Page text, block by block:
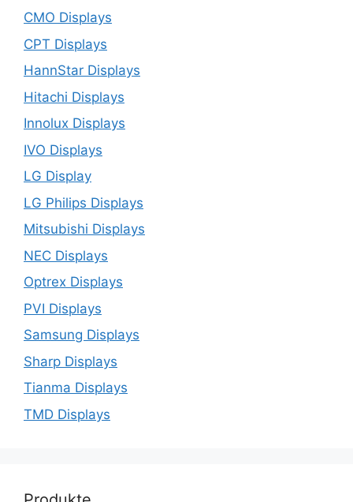
CMO Displays
CPT Displays
HannStar Displays
Hitachi Displays
Innolux Displays
IVO Displays
LG Display
LG Philips Displays
Mitsubishi Displays
NEC Displays
Optrex Displays
PVI Displays
Samsung Displays
Sharp Displays
Tianma Displays
TMD Displays